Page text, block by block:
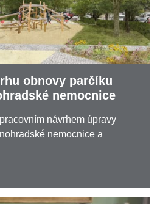
obnovy parčíku
nemocnice
návrhem úpravy
nemocnice a